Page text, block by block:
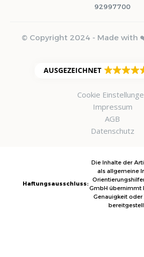
92997700
© Copyright 2024 - Made with
AUSGEZEICHNET
Cookie
Impressum
AGB
Datenschutz
Haftungsausschluss:
Die Inhalte der
als allgemeine
GmbH übernimmt
Genauigkeit